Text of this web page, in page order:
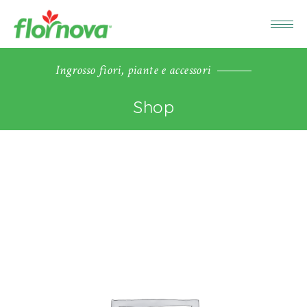
Ingrosso fiori, piante e accessori
Shop